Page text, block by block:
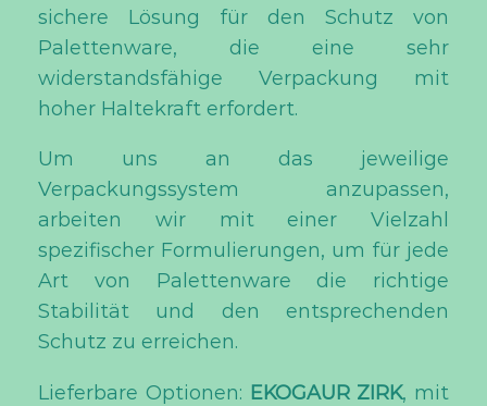
sichere Lösung für den Schutz von
Palettenware, die eine sehr
widerstandsfähige Verpackung mit
hoher Haltekraft erfordert.
Um uns an das jeweilige
Verpackungssystem anzupassen,
arbeiten wir mit einer Vielzahl
spezifischer Formulierungen, um für jede
Art von Palettenware die richtige
Stabilität und den entsprechenden
Schutz zu erreichen.
Lieferbare Optionen: EKOGAUR ZIRK, mit